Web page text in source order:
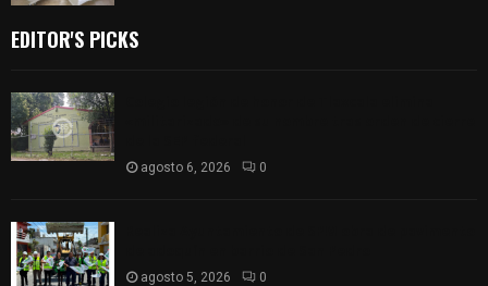
EDITOR'S PICKS
agosto 6, 2026 0
agosto 5, 2026 0